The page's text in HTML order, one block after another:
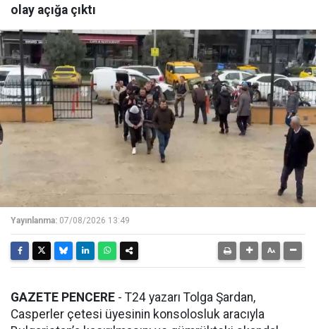
olay açığa çıktı
Yayınlanma: 07/08/2026 13:49
GAZETE PENCERE - T24 yazarı Tolga Şardan,
Casperler çetesi üyesinin konsolosluk aracıyla